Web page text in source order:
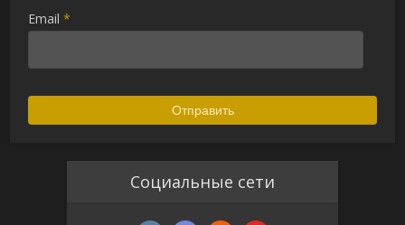
Email*
Социальные сети